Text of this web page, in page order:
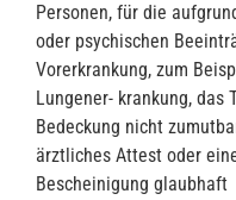
Personen, für die
oder psychischen
Vorerkrankung, zum
Lungener- krankung, das
Bedeckung nicht
ärztliches Attest oder
Bescheinigung